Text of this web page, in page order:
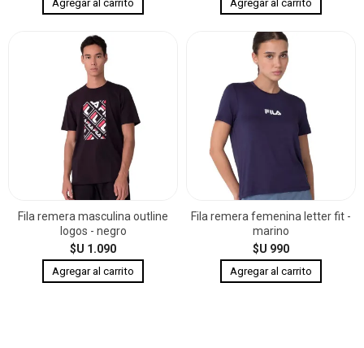
Fila remera masculina outline
logos - negro
$U 1.090
Fila remera femenina letter fit -
marino
$U 990